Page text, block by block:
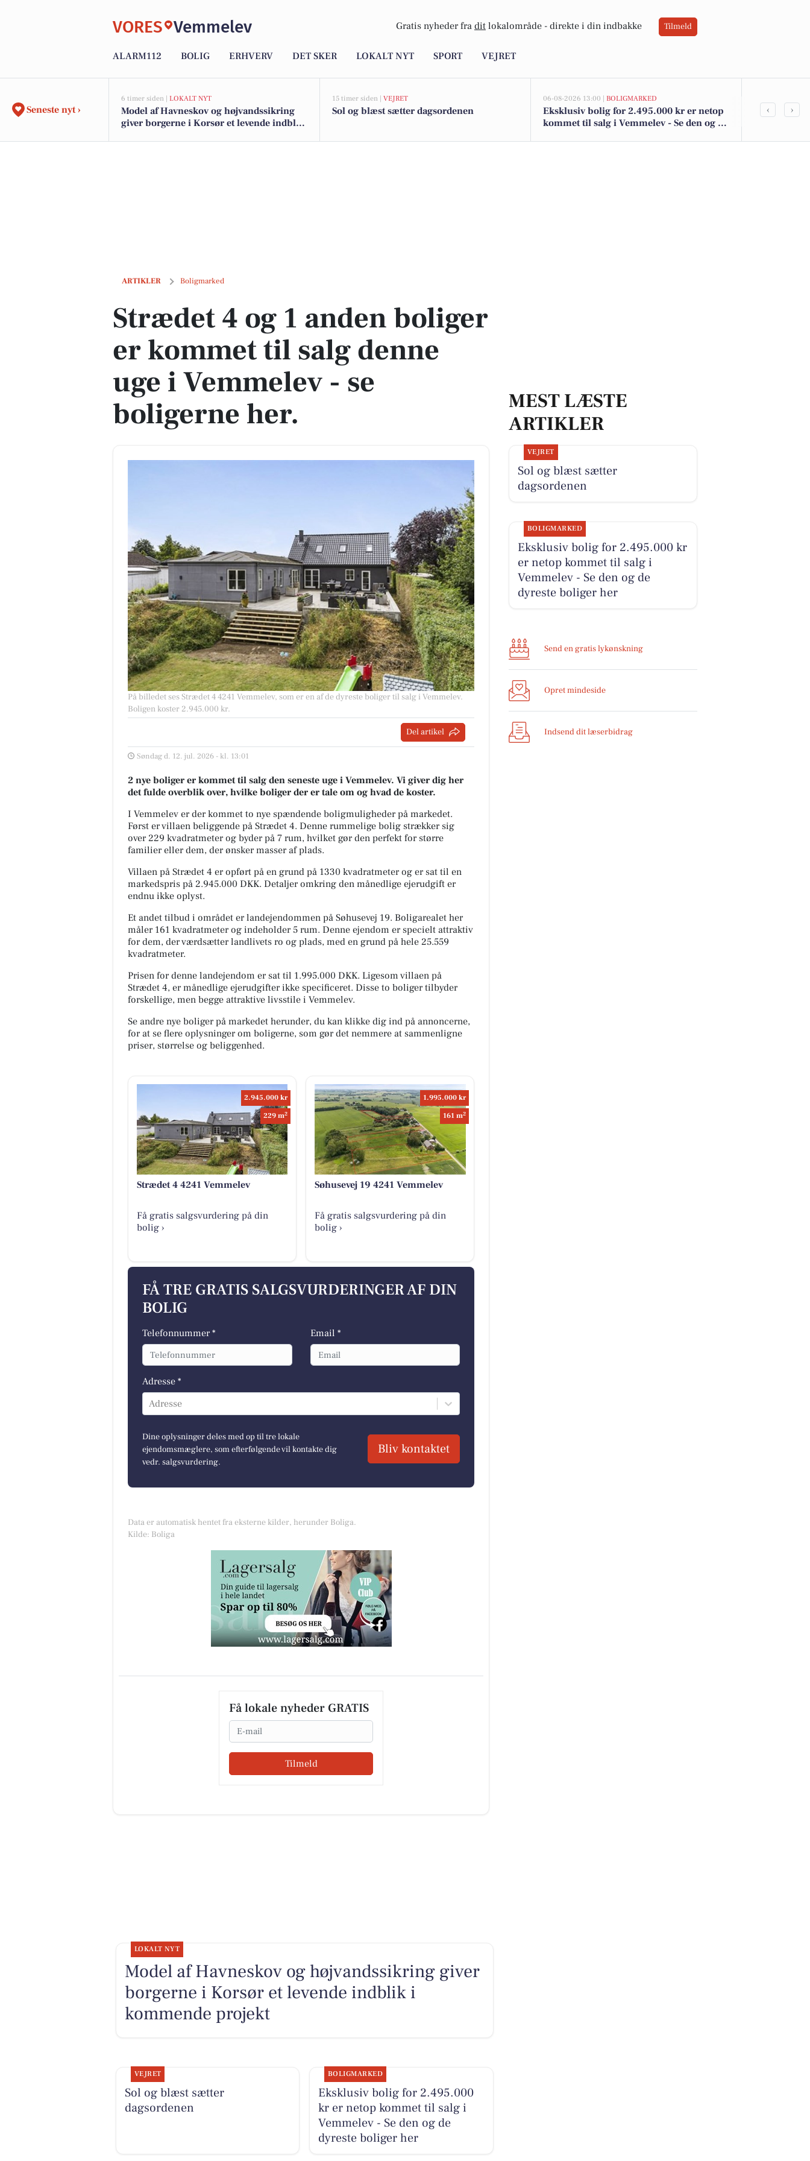
VORES Vemmelev Gratis nyheder fra dit lokalområde - direkte i din indbakke Tilmeld
ALARM112 BOLIG ERHVERV DET SKER LOKALT NYT SPORT VEJRET
Seneste nyt ›
6 timer siden | LOKALT NYT
Model af Havneskov og højvandssikring
giver borgerne i Korsør et levende indblik
15 timer siden | VEJRET
Sol og blæst sætter dagsordenen
06-08-2026 13:00 | BOLIGMARKED
Eksklusiv bolig for 2.495.000 kr er netop
kommet til salg i Vemmelev - Se den og de
Top 6 over
‹ ›
ARTIKLER Boligmarked
Strædet 4 og 1 anden boliger er kommet til salg denne uge i Vemmelev - se boligerne her.
Strædet 4 og 1 anden boliger
er kommet til salg denne
uge i Vemmelev - se
boligerne her.
På billedet ses Strædet 4 4241 Vemmelev, som er en af de dyreste boliger til salg i Vemmelev.
Boligen koster 2.945.000 kr.
Del artikel
Søndag d. 12. jul. 2026 - kl. 13:01
2 nye boliger er kommet til salg den seneste uge i Vemmelev. Vi giver dig her
det fulde overblik over, hvilke boliger der er tale om og hvad de koster.
I Vemmelev er der kommet to nye spændende boligmuligheder på markedet.
Først er villaen beliggende på Strædet 4. Denne rummelige bolig strækker sig
over 229 kvadratmeter og byder på 7 rum, hvilket gør den perfekt for større
familier eller dem, der ønsker masser af plads.
Villaen på Strædet 4 er opført på en grund på 1330 kvadratmeter og er sat til en
markedspris på 2.945.000 DKK. Detaljer omkring den månedlige ejerudgift er
endnu ikke oplyst.
Et andet tilbud i området er landejendommen på Søhusevej 19. Boligarealet her
måler 161 kvadratmeter og indeholder 5 rum. Denne ejendom er specielt attraktiv
for dem, der værdsætter landlivets ro og plads, med en grund på hele 25.559
kvadratmeter.
Prisen for denne landejendom er sat til 1.995.000 DKK. Ligesom villaen på
Strædet 4, er månedlige ejerudgifter ikke specificeret. Disse to boliger tilbyder
forskellige, men begge attraktive livsstile i Vemmelev.
Se andre nye boliger på markedet herunder, du kan klikke dig ind på annoncerne,
for at se flere oplysninger om boligerne, som gør det nemmere at sammenligne
priser, størrelse og beliggenhed.
2.945.000 kr
229 m2
Strædet 4 4241 Vemmelev
Få gratis salgsvurdering på din
bolig ›
1.995.000 kr
161 m2
Søhusevej 19 4241 Vemmelev
Få gratis salgsvurdering på din
bolig ›
FÅ TRE GRATIS SALGSVURDERINGER AF DIN
BOLIG
Telefonnummer * Email *
Adresse *
Adresse
Dine oplysninger deles med op til tre lokale
ejendomsmæglere, som efterfølgende vil kontakte dig
vedr. salgsvurdering.
Bliv kontaktet
Data er automatisk hentet fra eksterne kilder, herunder Boliga.
Kilde: Boliga
Få lokale nyheder GRATIS
Email
Tilmeld
MEST LÆSTE
ARTIKLER
VEJRET
Sol og blæst sætter
dagsordenen
BOLIGMARKED
Eksklusiv bolig for 2.495.000 kr
er netop kommet til salg i
Vemmelev - Se den og de
dyreste boliger her
Send en gratis lykønskning
Opret mindeside
Indsend dit læserbidrag
LOKALT NYT
Model af Havneskov og højvandssikring giver
borgerne i Korsør et levende indblik i
kommende projekt
VEJRET
Sol og blæst sætter
dagsordenen
BOLIGMARKED
Eksklusiv bolig for 2.495.000
kr er netop kommet til salg i
Vemmelev - Se den og de
dyreste boliger her